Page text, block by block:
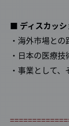
■ ディスカッシ
・海外市場と
・日本の医療
・事業として